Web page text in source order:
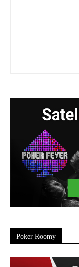
Poker Roomy